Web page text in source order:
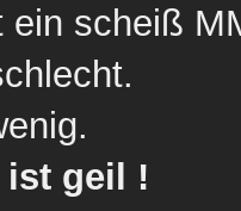
ein scheiß
ist geil !